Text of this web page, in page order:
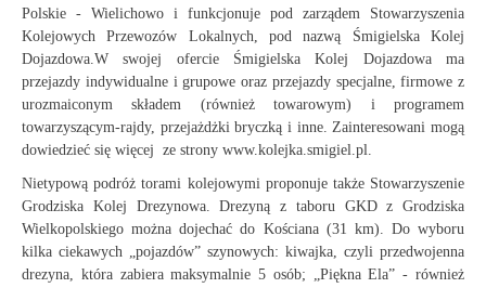
Polskie - Wielichowo i funkcjonuje pod zarządem Stowarzyszenia
Kolejowych Przewozów Lokalnych, pod nazwą Śmigielska Kolej
Dojazdowa.W swojej ofercie Śmigielska Kolej Dojazdowa ma
przejazdy indywidualne i grupowe oraz przejazdy specjalne, firmowe z
urozmaiconym składem (również towarowym) i programem
towarzyszącym-rajdy, przejażdżki bryczką i inne. Zainteresowani mogą
dowiedzieć się więcej ze strony www.kolejka.smigiel.pl.
Nietypową podróż torami kolejowymi proponuje także Stowarzyszenie
Grodziska Kolej Drezynowa. Drezyną z taboru GKD z Grodziska
Wielkopolskiego można dojechać do Kościana (31 km). Do wyboru
kilka ciekawych „pojazdów” szynowych: kiwajka, czyli przedwojenna
drezyna, która zabiera maksymalnie 5 osób; „Piękna Ela” - również